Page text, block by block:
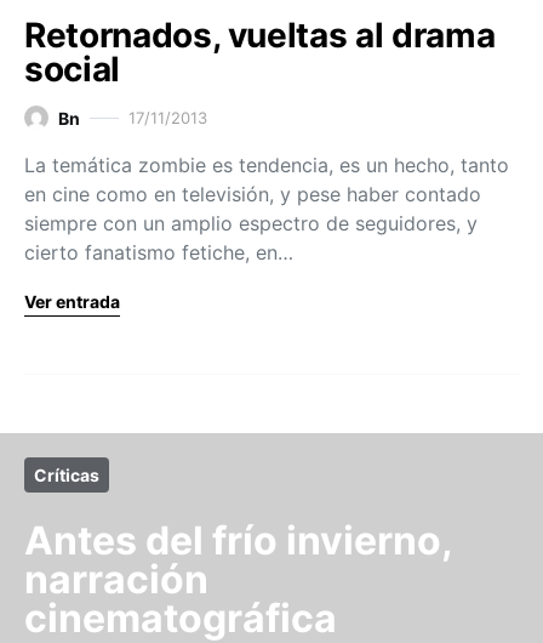
Retornados, vueltas al drama
social
Bn 17/11/2013
La temática zombie es tendencia, es un hecho, tanto
en cine como en televisión, y pese haber contado
siempre con un amplio espectro de seguidores, y
cierto fanatismo fetiche, en…
Ver entrada
Críticas
Antes del frío invierno,
narración
cinematográfica